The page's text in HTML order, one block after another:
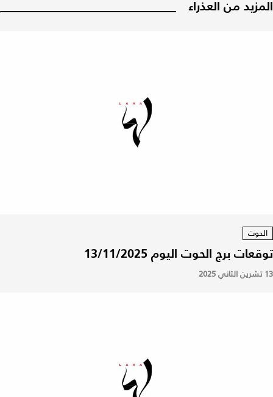
المزيد من العذراء
الحوت
توقعات برج الحوت اليوم 13/11/2025
13 تشرين الثاني 2025